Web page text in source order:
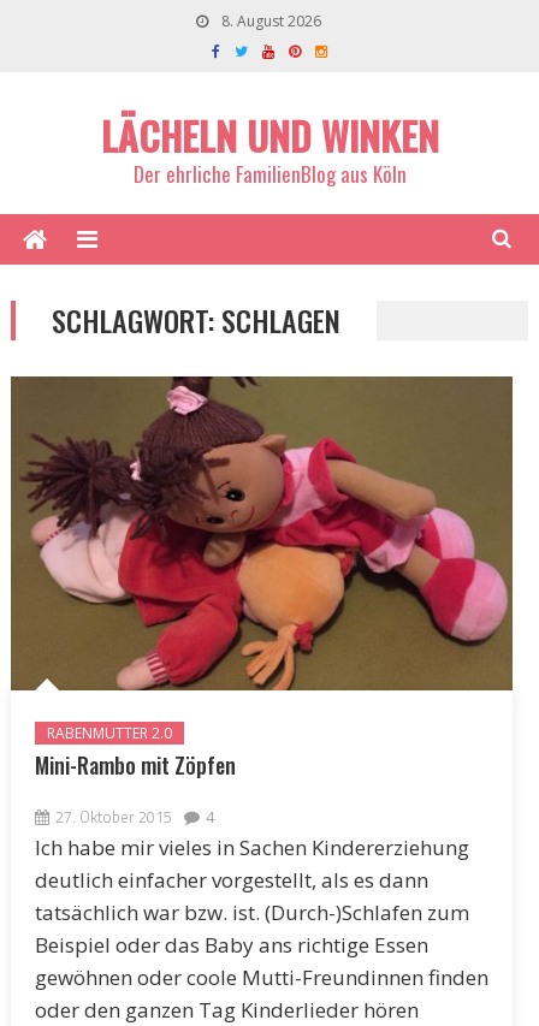
8. August 2026
LÄCHELN UND WINKEN
Der ehrliche FamilienBlog aus Köln
SCHLAGWORT:SCHLAGEN
RABENMUTTER 2.0
Mini-Rambo mit Zöpfen
27. Oktober 2015 4
Ich habe mir vieles in Sachen Kindererziehung
deutlich einfacher vorgestellt, als es dann
tatsächlich war bzw. ist. (Durch-)Schlafen zum
Beispiel oder das Baby ans richtige Essen
gewöhnen oder coole Mutti-Freundinnen finden
oder den ganzen Tag Kinderlieder hören